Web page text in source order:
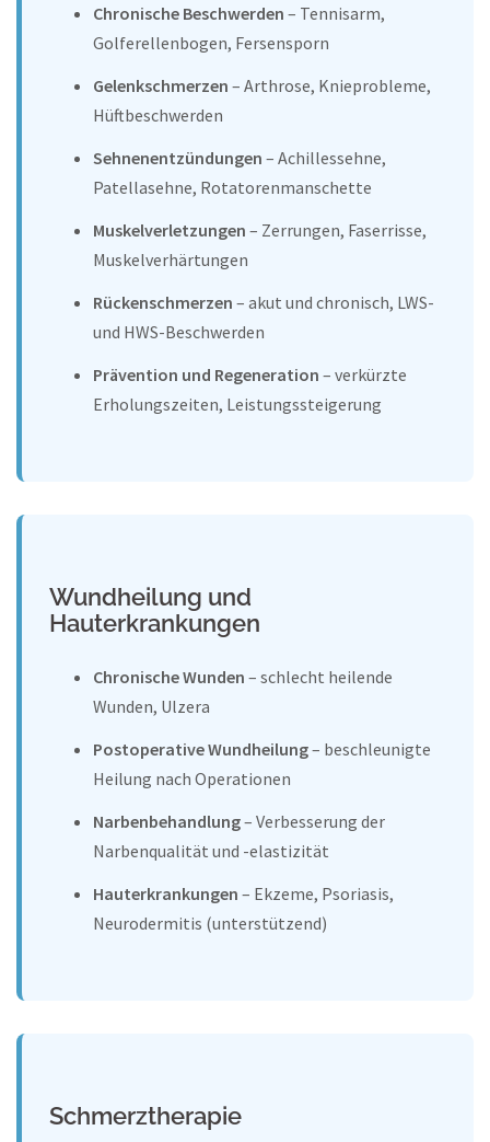
Chronische Beschwerden – Tennisarm,
Golferellenbogen, Fersensporn
Gelenkschmerzen – Arthrose, Knieprobleme,
Hüftbeschwerden
Sehnenentzündungen – Achillessehne,
Patellasehne, Rotatorenmanschette
Muskelverletzungen – Zerrungen, Faserrisse,
Muskelverhärtungen
Rückenschmerzen – akut und chronisch, LWS-
und HWS-Beschwerden
Prävention und Regeneration – verkürzte
Erholungszeiten, Leistungssteigerung
Wundheilung und
Hauterkrankungen
Chronische Wunden – schlecht heilende
Wunden, Ulzera
Postoperative Wundheilung– beschleunigte
Heilung nach Operationen
Narbenbehandlung– Verbesserung der
Narbenqualität und -elastizität
Hauterkrankungen – Ekzeme, Psoriasis,
Neurodermitis (unterstützend)
Schmerztherapie